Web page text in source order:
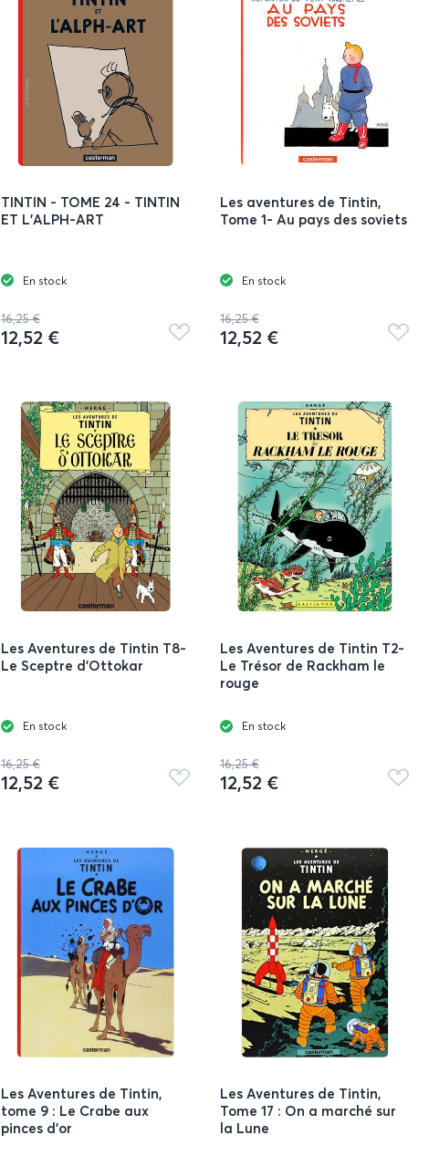
TINTIN - TOME 24 - TINTIN
ET L'ALPH-ART
En stock
16,25 €
12,52 €
Ajouter
Les aventures de Tintin,
Tome 1- Au pays des soviets
En stock
16,25 €
12,52 €
Ajouter
Les Aventures de Tintin T8-
Le Sceptre d'Ottokar
En stock
16,25 €
12,52 €
Ajouter
Les Aventures de Tintin T2-
Le Trésor de Rackham le
rouge
En stock
16,25 €
12,52 €
Ajouter
Les Aventures de Tintin,
tome 9 : Le Crabe aux
pinces d'or
Les Aventures de Tintin,
Tome 17 : On a marché sur
la Lune